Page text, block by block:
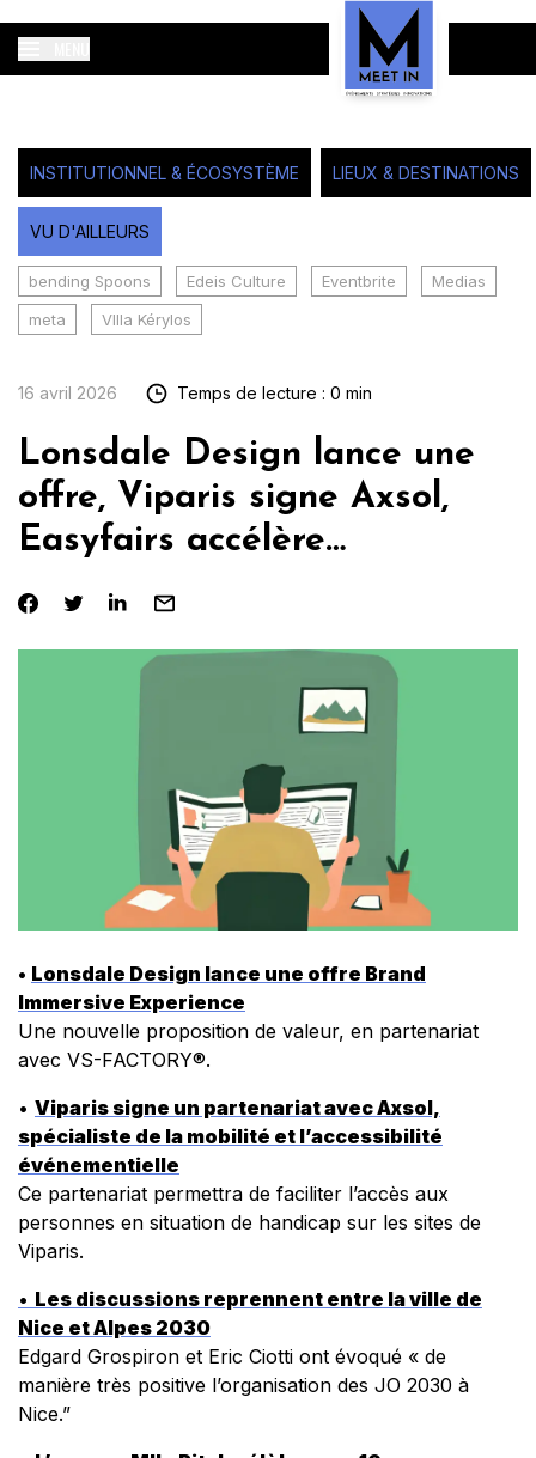
INSTITUTIONNEL & ÉCOSYSTÈME LIEUX & DESTINATIONS
VU D'AILLEURS
bending Spoons Edeis Culture Eventbrite
Medias
meta
VIlla Kérylos
16 avril 2026 Temps de lecture : 0 min
Lonsdale Design lance une
offre, Viparis signe Axsol,
Easyfairs accélère…
• Lonsdale Design lance une offre Brand
Immersive Experience
Une nouvelle proposition de valeur, en partenariat
avec VS-FACTORY®.
• Viparis signe un partenariat avec Axsol,
spécialiste de la mobilité et l’accessibilité
événementielle
Ce partenariat permettra de faciliter l’accès aux
personnes en situation de handicap sur les sites de
Viparis.
• Les discussions reprennent entre la ville de
Nice et Alpes 2030
Edgard Grospiron et Eric Ciotti ont évoqué « de
manière très positive l’organisation des JO 2030 à
Nice.”